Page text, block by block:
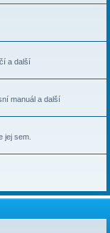
a další
manuál a další
jej sem.